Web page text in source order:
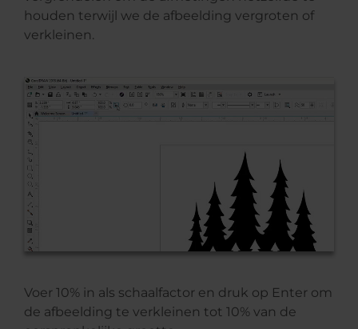
houden terwijl we de afbeelding vergroten of
verkleinen.
Voer 10% in als schaalfactor en druk op Enter om
de afbeelding te verkleinen tot 10% van de